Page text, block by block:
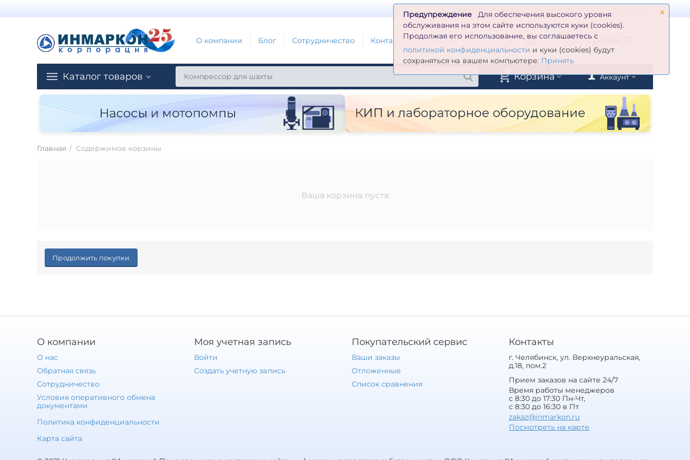
×
Предупреждение
Для обеспечения высокого уровня
обслуживания на этом сайте используются куки (cookies).
Продолжая его использование, вы соглашаетесь с
политикой конфиденциальности и куки (cookies) будут
сохраняться на вашем компьютере: Принять
О компании Блог Сотрудничество Контакты Глоссарий
zakaz@inmarkon.ru
+7(351)72-994-72
Заказать обратный звонок
Каталог товаров Аккаунт
Корзина
Главная / Содержимое корзины
Ваша корзина пуста
Продолжить покупки
О компании
О нас
Обратная связь
Сотрудничество
Условия оперативного обмена
документами
Политика конфиденциальности
Карта сайта
Моя учетная запись
Войти
Создать учетную запись
Покупательский сервис
Ваши заказы
Отложенные
Список сравнения
Контакты
г. Челябинск, ул. Верхнеуральская,
д.18, пом.2
Прием заказов на сайте 24/7
Время работы менеджеров
с 8:30 до 17:30 Пн-Чт,
с 8:30 до 16:30 в Пт
zakaz@inmarkon.ru
Посмотреть на карте